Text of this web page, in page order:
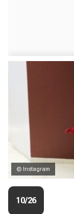
© Instagram
10/26